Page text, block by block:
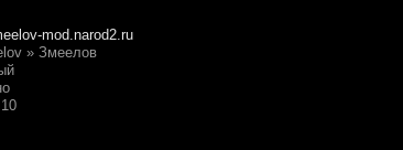
mod.narod2.ru
» Змеелов